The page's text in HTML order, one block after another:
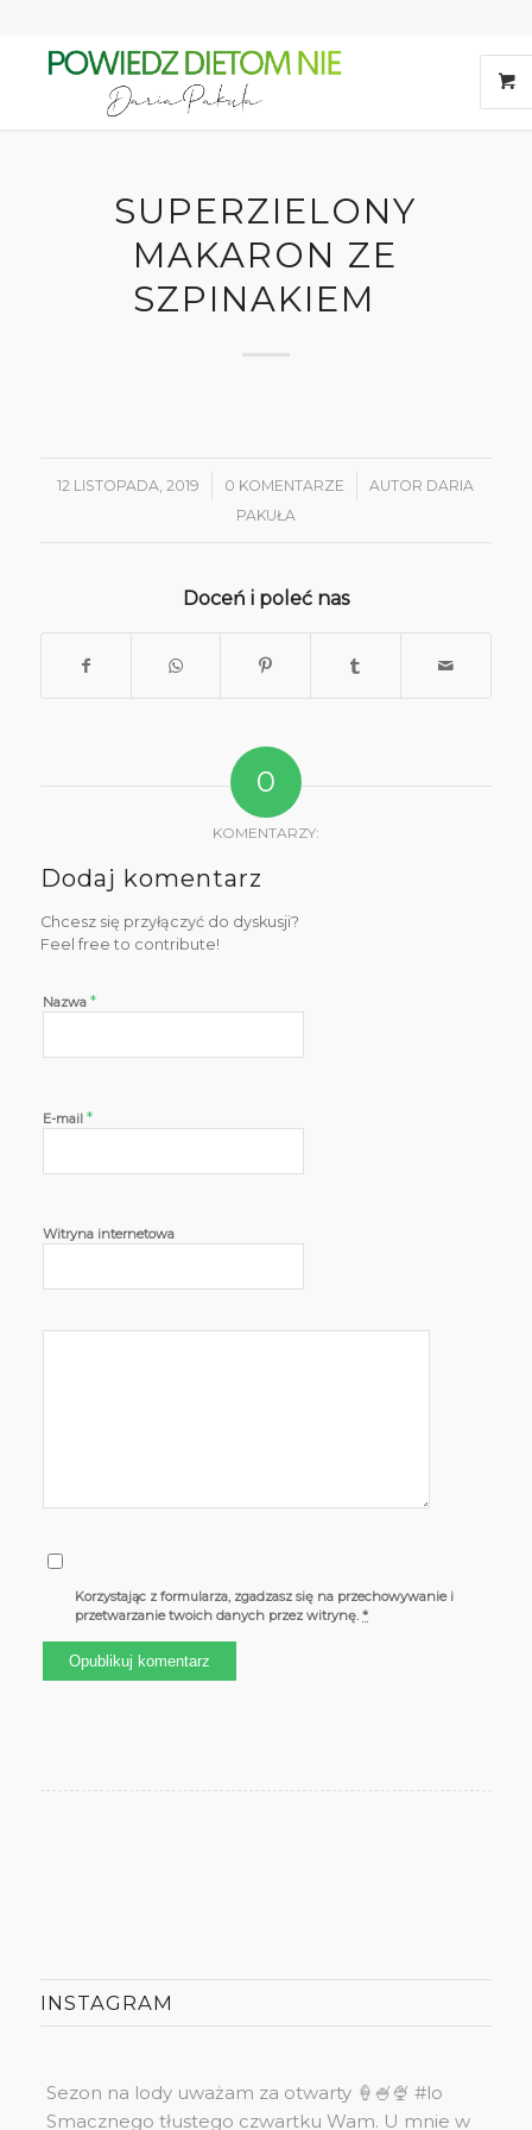
SUPERZIELONY
MAKARON ZE
SZPINAKIEM
12 LISTOPADA, 2019
/ 0 KOMENTARZE
/ AUTOR DARIA
PAKUŁA
Doceń i poleć nas
0
KOMENTARZY:
Dodaj komentarz
Chcesz się przyłączyć do dyskusji?
Feel free to contribute!
Nazwa *
E-mail *
Witryna internetowa
Korzystając z formularza, zgadzasz się na przechowywanie i
przetwarzanie twoich danych przez witrynę.*
INSTAGRAM
Sezon na lody uważam za otwarty 🍦🍧🍨 #lo
Smacznego tłustego czwartku Wam. U mnie w